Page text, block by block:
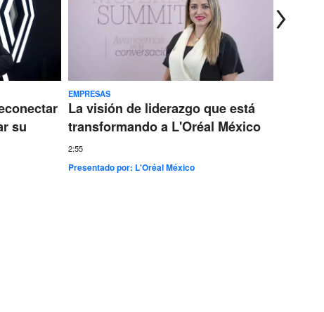
su
EMPRESAS
La visión de liderazgo que está
transformando a L'Oréal México
2:55
Presentado por: L'Oréal México